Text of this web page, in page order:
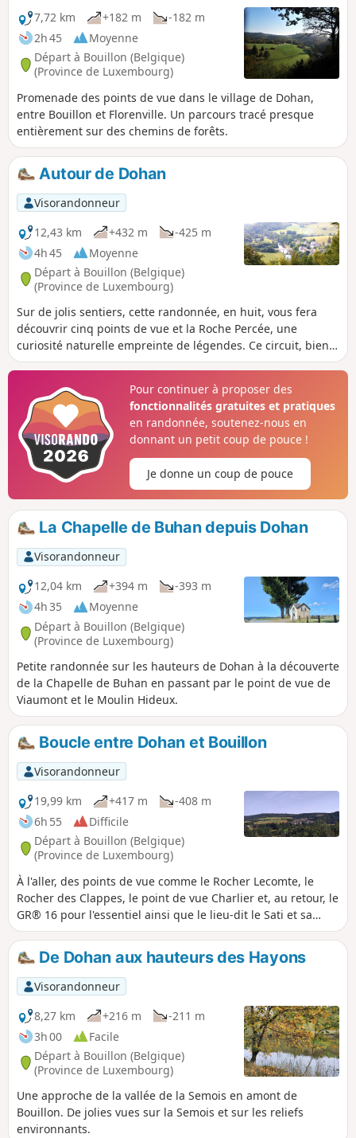
7,72 km
+182 m
-182 m
2h 45
Moyenne
Départ à Bouillon (Belgique)
(Province de Luxembourg)
Promenade des points de vue dans le village de Dohan,
entre Bouillon et Florenville. Un parcours tracé presque
entièrement sur des chemins de forêts.
Autour de Dohan
Visorandonneur
12,43 km
+432 m
-425 m
4h 45
Moyenne
Départ à Bouillon (Belgique)
(Province de Luxembourg)
Sur de jolis sentiers, cette randonnée, en huit, vous fera
découvrir cinq points de vue et la Roche Percée, une
curiosité naturelle empreinte de légendes. Ce circuit, bien
que classé en difficulté moyenne, nécessite cependant une
Pour continuer à proposer des
fonctionnalités gratuites et pratiques
en randonnée, soutenez-nous en
donnant un petit coup de pouce !
Je donne un coup de pouce
La Chapelle de Buhan depuis Dohan
Visorandonneur
12,04 km
+394 m
-393 m
4h 35
Moyenne
Départ à Bouillon (Belgique)
(Province de Luxembourg)
Petite randonnée sur les hauteurs de Dohan à la découverte
de la Chapelle de Buhan en passant par le point de vue de
Viaumont et le Moulin Hideux.
Boucle entre Dohan et Bouillon
Visorandonneur
19,99 km
+417 m
-408 m
6h 55
Difficile
Départ à Bouillon (Belgique)
(Province de Luxembourg)
À l'aller, des points de vue comme le Rocher Lecomte, le
Rocher des Clappes, le point de vue Charlier et, au retour, le
GR® 16 pour l'essentiel ainsi que le lieu-dit le Sati et sa
route désaffectée où la végétation a un peu repris sa place.
De Dohan aux hauteurs des Hayons
Visorandonneur
8,27 km
+216 m
-211 m
3h 00
Facile
Départ à Bouillon (Belgique)
(Province de Luxembourg)
Une approche de la vallée de la Semois en amont de
Bouillon. De jolies vues sur la Semois et sur les reliefs
environnants.